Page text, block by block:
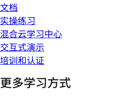
文档
实操练习
混合云学习中心
交互式演示
培训和认证
更多学习方式